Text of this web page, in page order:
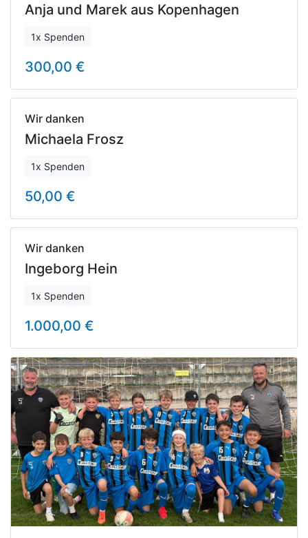
Anja und Marek aus Kopenhagen
1x Spenden
300,00 €
Wir danken
Michaela Frosz
1x Spenden
50,00 €
Wir danken
Ingeborg Hein
1x Spenden
1.000,00 €